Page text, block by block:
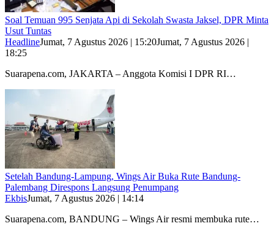
Soal Temuan 995 Senjata Api di Sekolah Swasta Jaksel, DPR Minta
Usut Tuntas
HeadlineJumat, 7 Agustus 2026 | 15:20Jumat, 7 Agustus 2026 |
18:25
Suarapena.com, JAKARTA – Anggota Komisi I DPR RI…
Setelah Bandung-Lampung, Wings Air Buka Rute Bandung-
Palembang Direspons Langsung Penumpang
EkbisJumat, 7 Agustus 2026 | 14:14
Suarapena.com, BANDUNG – Wings Air resmi membuka rute…